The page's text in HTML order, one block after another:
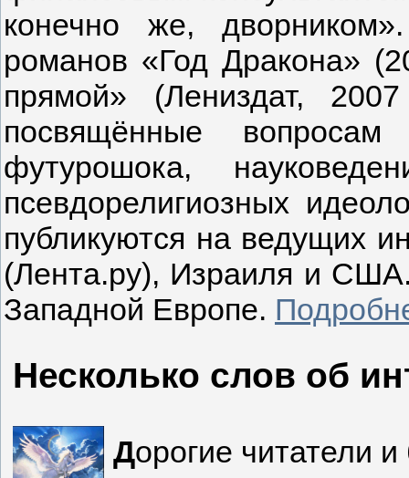
конечно же,
романов «Год Дракона»
прямой» (Лениздат,
посвящённые вопросам
футурошока,
псевдорелигиозных
публикуются на ведущих
(Лента.ру), Израиля и
Западной Европе.
Несколько слов об
Дорогие читатели